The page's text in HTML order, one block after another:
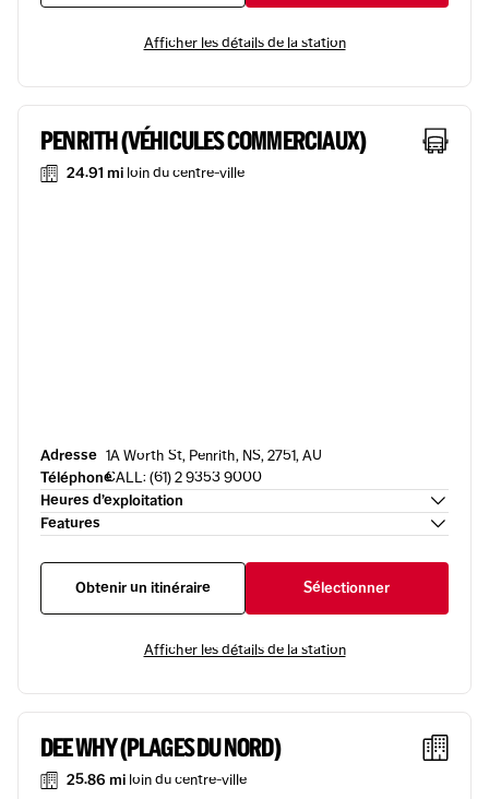
Afficher les détails de la station
PENRITH (VÉHICULES COMMERCIAUX)
24.91 mi loin du centre-ville
Adresse 1A Worth St, Penrith, NS, 2751, AU
TéléphoneCALL: (61) 2 9353 9000
Heures d’exploitation
Features
Obtenir un itinéraire Sélectionner
Afficher les détails de la station
DEE WHY (PLAGES DU NORD)
25.86 mi loin du centre-ville